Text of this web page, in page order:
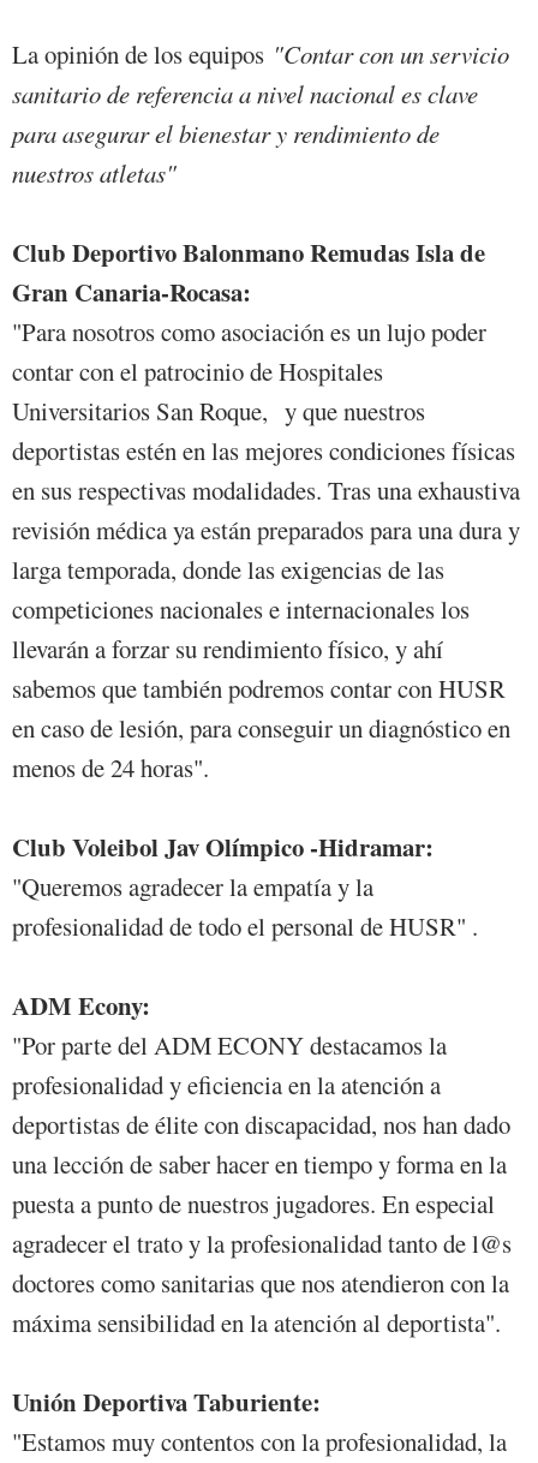
La opinión de los equipos "Contar con un servicio
sanitario de referencia a nivel nacional es clave
para asegurar el bienestar y rendimiento de
nuestros atletas"
Club Deportivo Balonmano Remudas Isla de
Gran Canaria-Rocasa:
"Para nosotros como asociación es un lujo poder
contar con el patrocinio de Hospitales
Universitarios San Roque, y que nuestros
deportistas estén en las mejores condiciones físicas
en sus respectivas modalidades. Tras una exhaustiva
revisión médica ya están preparados para una dura y
larga temporada, donde las exigencias de las
competiciones nacionales e internacionales los
llevarán a forzar su rendimiento físico, y ahí
sabemos que también podremos contar con HUSR
en caso de lesión, para conseguir un diagnóstico en
menos de 24 horas".
Club Voleibol Jav Olímpico -Hidramar:
"Queremos agradecer la empatía y la
profesionalidad de todo el personal de HUSR" .
ADM Econy:
"Por parte del ADM ECONY destacamos la
profesionalidad y eficiencia en la atención a
deportistas de élite con discapacidad, nos han dado
una lección de saber hacer en tiempo y forma en la
puesta a punto de nuestros jugadores. En especial
agradecer el trato y la profesionalidad tanto de l@s
doctores como sanitarias que nos atendieron con la
máxima sensibilidad en la atención al deportista".
Unión Deportiva Taburiente:
"Estamos muy contentos con la profesionalidad, la